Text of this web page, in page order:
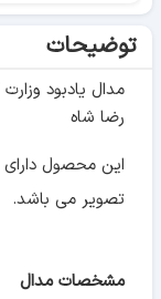
توضیحات
رضا شاه
این محصول دارای
تصویر می باشد.
مشخصات مدال